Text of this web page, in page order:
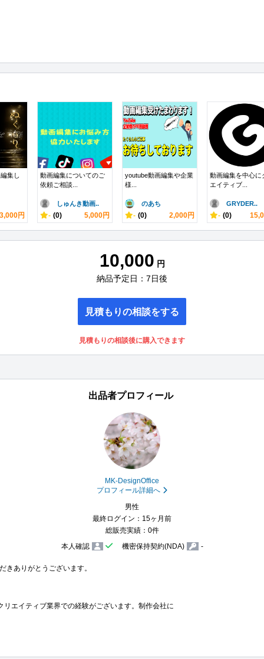
集し
3,000円
動画編集についてのご
依頼ご相談...
しゅんき動画..
- (0) 5,000円
youtube動画編集や企業
様...
のあち
- (0) 2,000円
動画編集を中心に
エイティブ...
GRYDER..
- (0)
10,000 円
納品予定日：7日後
見積もりの相談をする
見積もりの相談後に購入できます
出品者プロフィール
MK-DesignOffice
プロフィール詳細へ
男性
最終ログイン：15ヶ月前
総販売実績：0件
本人確認
機密保持契約(NDA) -
きありがとうございます。
エイティブ業界での経験がございます。制作会社に